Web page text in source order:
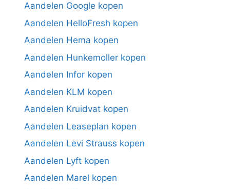
Aandelen Google kopen
Aandelen HelloFresh kopen
Aandelen Hema kopen
Aandelen Hunkemoller kopen
Aandelen Infor kopen
Aandelen KLM kopen
Aandelen Kruidvat kopen
Aandelen Leaseplan kopen
Aandelen Levi Strauss kopen
Aandelen Lyft kopen
Aandelen Marel kopen